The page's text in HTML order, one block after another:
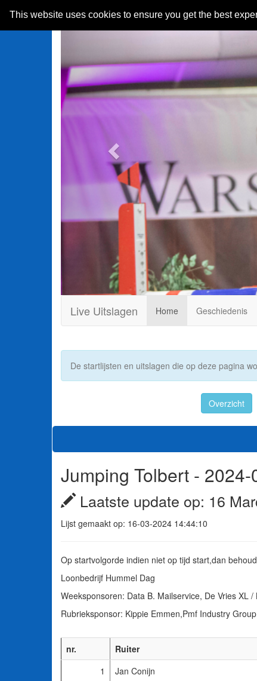
This website uses cookies to ensure you get the best
Previous
Live Uitslagen Home Geschiedenis
De startlijsten en uitslagen die op deze pagina
Overzicht
Jumping Tolbert - 2024-
Laatste update op: 16
Lijst gemaakt op: 16-03-2024 14:44:10
Op startvolgorde indien niet op tijd start,dan
Loonbedrijf Hummel Dag
Weeksponsoren: Data B. Mailservice, De Vries XL
Rubrieksponsor: Kippie Emmen,Pmf Industry Group
nr. Ruiter
1
Jan Conijn